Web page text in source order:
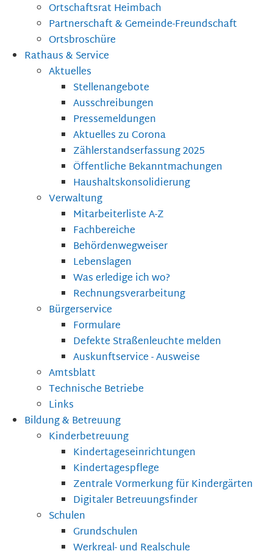
Ortschaftsrat Heimbach
Partnerschaft & Gemeinde-Freundschaft
Ortsbroschüre
Rathaus & Service
Aktuelles
Stellenangebote
Ausschreibungen
Pressemeldungen
Aktuelles zu Corona
Zählerstandserfassung 2025
Öffentliche Bekanntmachungen
Haushaltskonsolidierung
Verwaltung
Mitarbeiterliste A-Z
Fachbereiche
Behördenwegweiser
Lebenslagen
Was erledige ich wo?
Rechnungsverarbeitung
Bürgerservice
Formulare
Defekte Straßenleuchte melden
Auskunftservice - Ausweise
Amtsblatt
Technische Betriebe
Links
Bildung & Betreuung
Kinderbetreuung
Kindertageseinrichtungen
Kindertagespflege
Zentrale Vormerkung für Kindergärten
Digitaler Betreuungsfinder
Schulen
Grundschulen